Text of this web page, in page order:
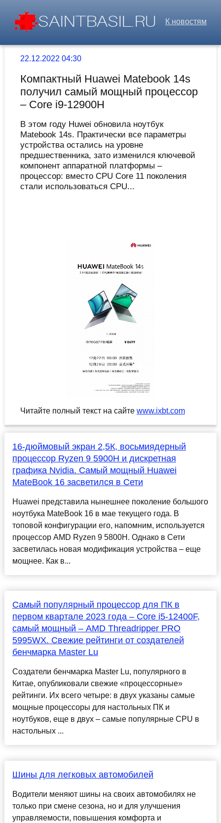
К новостям
22.12.2022 04:30
Компактный Huawei Matebook 14s
получил самый мощный процессор
– Core i9-12900H
В этом году Huwei обновила ноутбук
Matebook 14s. Практически все параметры
устройства остались на уровне
предшественника, зато изменился ключевой
компонент аппаратной платформы –
процессор: вместо CPU Core 11 поколения
стали использоваться CPU...
Читайте полный текст на сайте www.ixbt.com
16-дюймовый экран 2,5К, восьмиядерный
процессор Ryzen 9 5900H и дискретная
графика Nvidia. Самый мощный Huawei
MateBook 16 засветился в Сети
Huawei представила нынешнее поколение большого
ноутбука MateBook 16 в мае текущего года. В
топовой конфигурации его, напомним, используется
процессор AMD Ryzen 9 5800H. Однако в Сети
засветилась новая модификация устройства – еще
мощнее. Как в...
Самый популярный процессор для ПК в
первом квартале 2023 года – Core i5-12400F,
самый мощный – AMD Threadripper PRO
5995WX. Свежие рейтинги от создателей
бенчмарка Master Lu
Создатели бенчмарка Master Lu, популярного в
Китае, опубликовали свежие «процессорные»
рейтинги. Их всего четыре: в двух указаны самые
мощные процессоры для настольных ПК и
ноутбуков, еще в двух – самые популярные CPU в
настольных ...
Шины для легковых автомобилей
Водители меняют шины на своих автомобилях не
только при смене сезона, но и для улучшения
управляемости, повышения комфорта и